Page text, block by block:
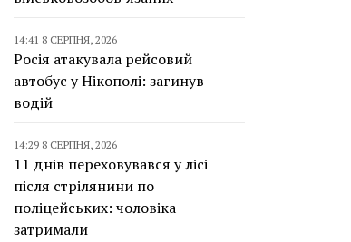
14:41 8 СЕРПНЯ, 2026
Росія атакувала рейсовий
автобус у Нікополі: загинув
водій
14:29 8 СЕРПНЯ, 2026
11 днів переховувався у лісі
після стрілянини по
поліцейських: чоловіка
затримали